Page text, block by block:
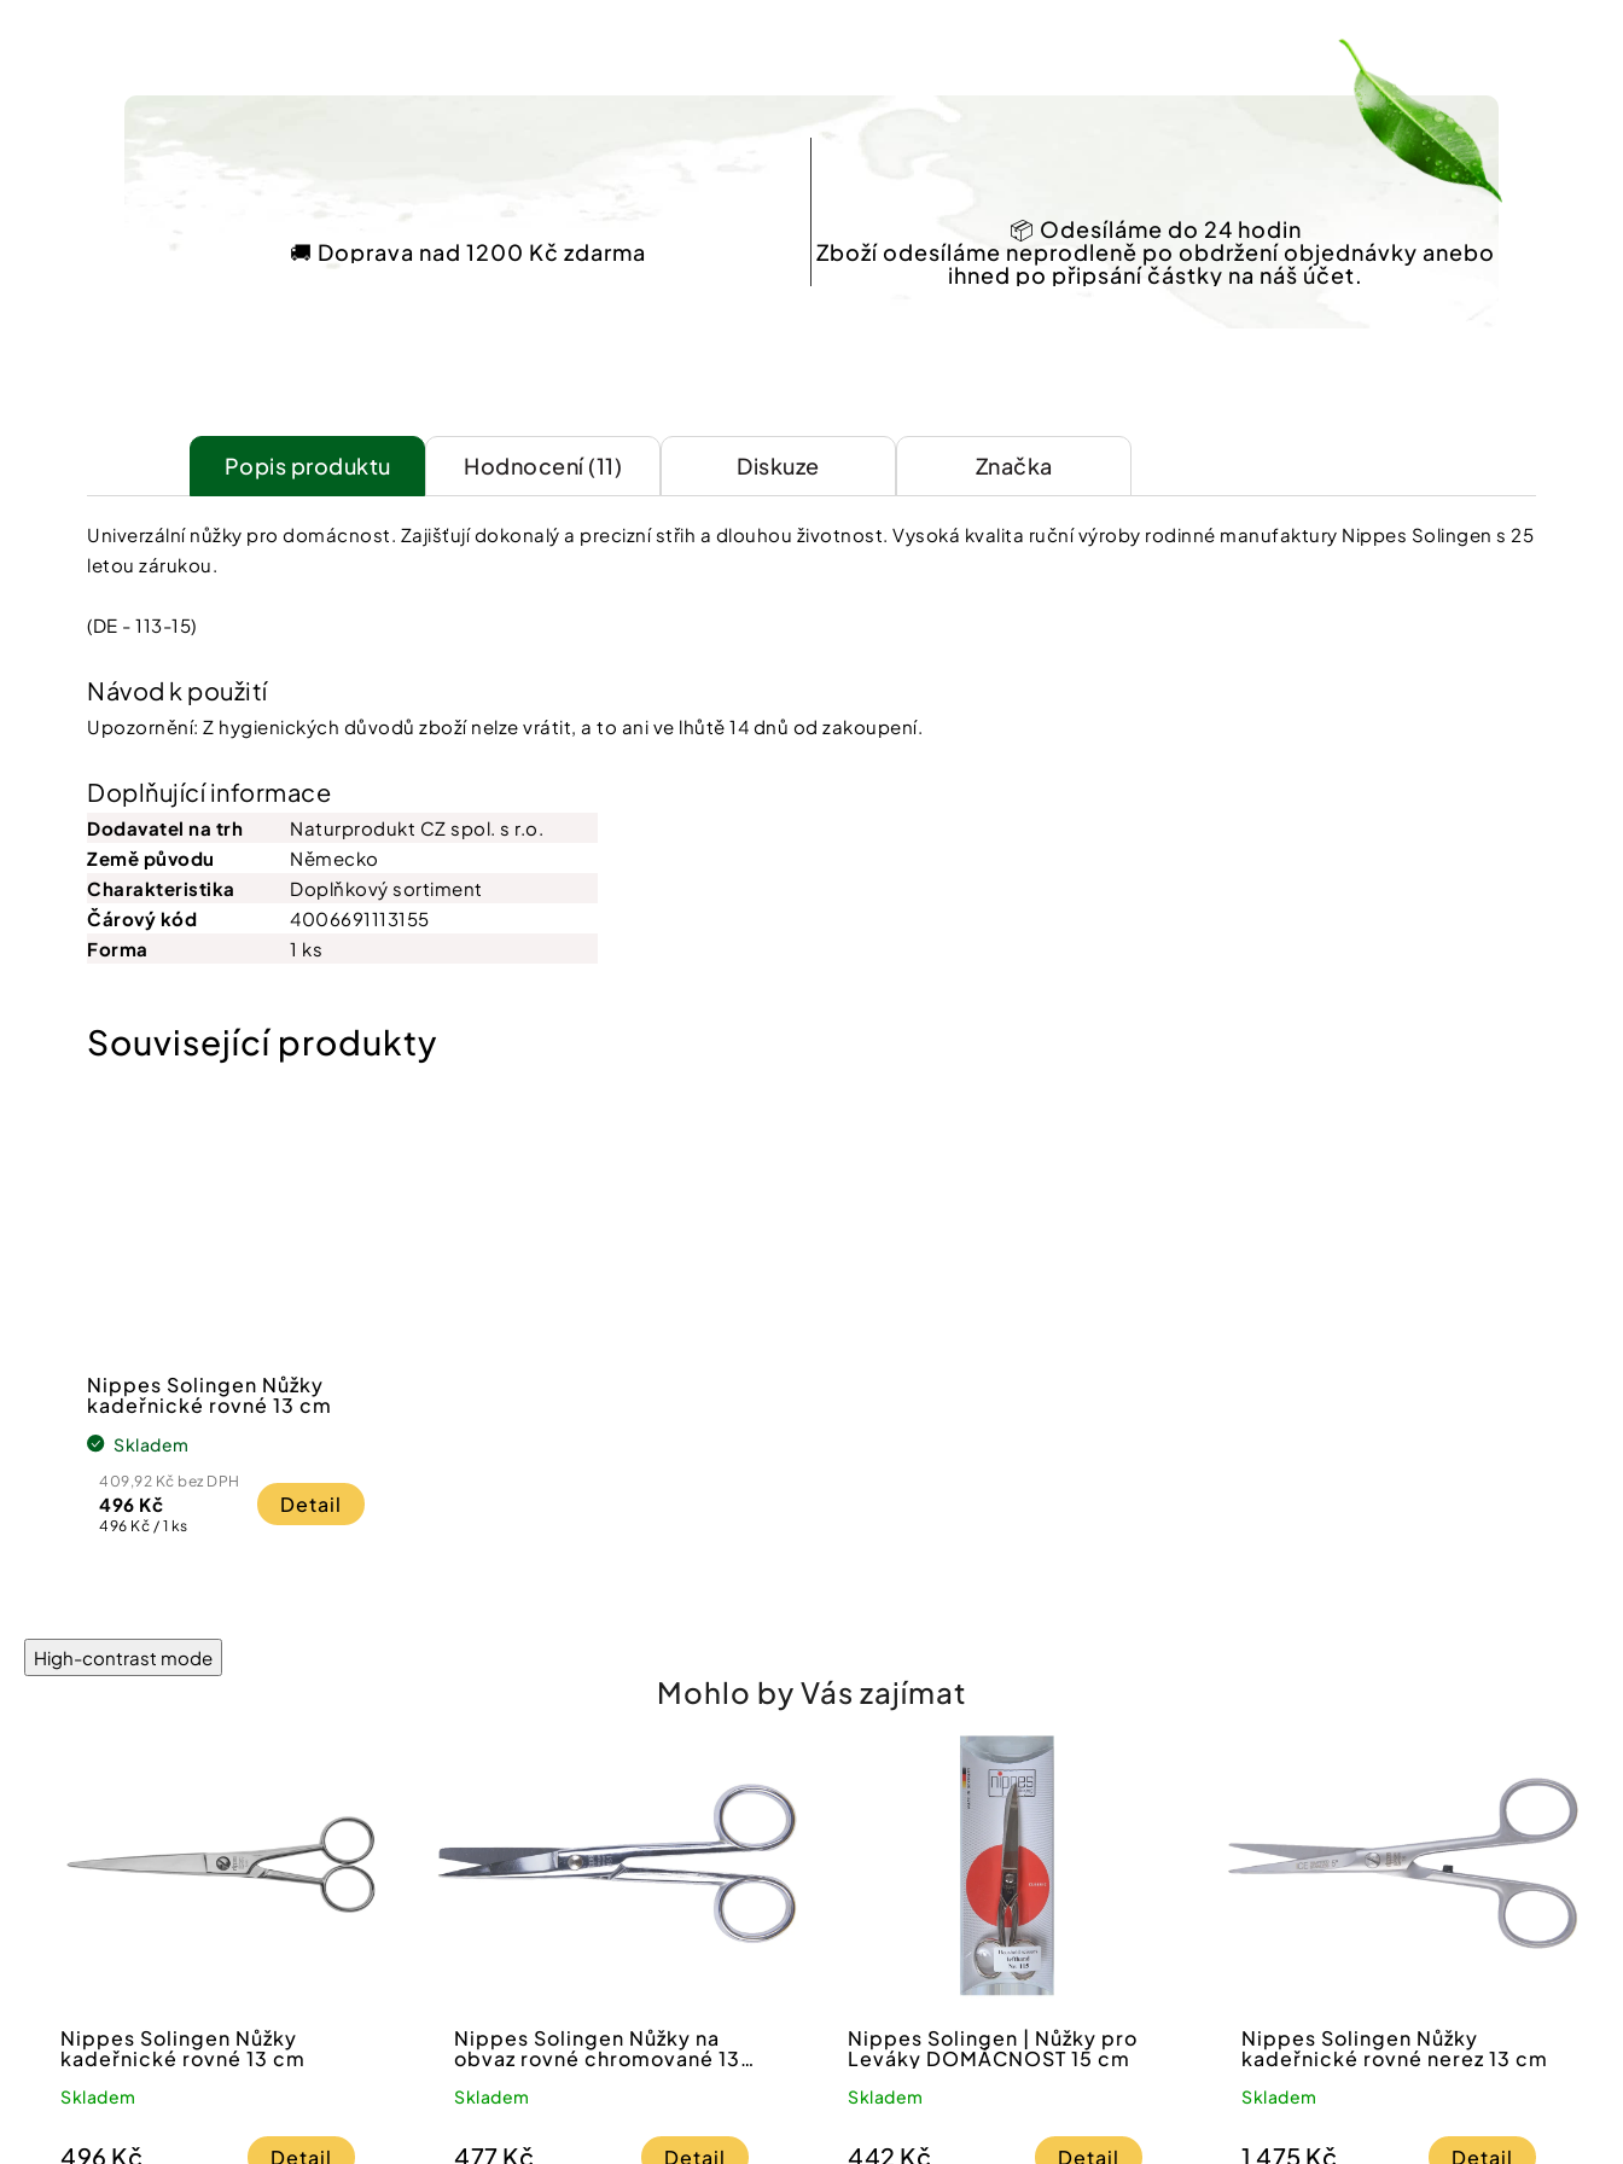
🚚 Doprava nad 1200 Kč zdarma
📦 Odesíláme do 24 hodin
Zboží odesíláme neprodleně po obdržení objednávky anebo
ihned po připsání částky na náš účet.
Popis Hodnocení (11) Diskuze Značka
Univerzální nůžky pro domácnost. Zajišťují dokonalý a precizní střih a dlouhou životnost. Vysoká kvalita ruční výroby rodinné manufaktury Nippes Solingen s 25
letou zárukou.
(DE - 113-15)
Návod k použití
Upozornění: Z hygienických důvodů zboží nelze vrátit, a to ani ve lhůtě 14 dnů od zakoupení.
Doplňující informace
Dodavatel na trh
Naturprodukt CZ spol. s r.o.
Země původu
Německo
Charakteristika
Doplňkový sortiment
Čárový kód
4006691113155
Forma
1 ks
Nippes Solingen Nůžky
kadeřnické rovné 13 cm
Skladem
409,92 Kč bez DPH
496 Kč
Měrná
496 Kč / 1 ks
Detail
High-contrast mode
Mohlo by Vás zajímat
Nippes Solingen Nůžky
kadeřnické rovné 13 cm
Skladem
496 Kč Detail
Nippes Solingen Nůžky na
obvaz rovné chromované 13
Skladem
477 Kč Detail
Nippes Solingen | Nůžky pro
Leváky DOMÁCNOST 15 cm
Skladem
442 Kč Detail
Nippes Solingen Nůžky
kadeřnické rovné nerez 13 cm
Skladem
1 475 Kč Detail